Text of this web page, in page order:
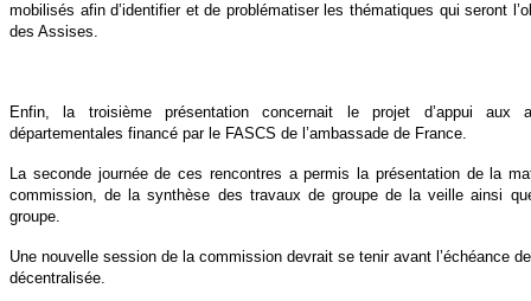
mobilisés afin d’identifier et de problématiser les thématiques qui seront
des Assises.
Enfin, la troisième présentation concernait le projet d’appui aux
départementales financé par le FASCS de l’ambassade de France.
La seconde journée de ces rencontres a permis la présentation de la
commission, de la synthèse des travaux de groupe de la veille ainsi
groupe.
Une nouvelle session de la commission devrait se tenir avant l’échéance
décentralisée.